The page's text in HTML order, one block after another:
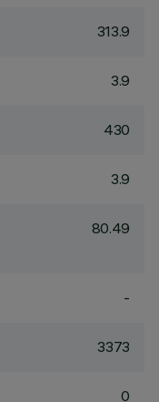
313.9
3.9
430
3.9
80.49
-
3373
0